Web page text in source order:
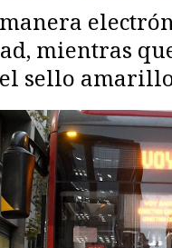
mientras
sello amarillo